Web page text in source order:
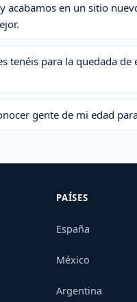
acabamos en un sitio
tenéis para la quedada de
gente de mi edad
PAÍSES
España
México
Argentina